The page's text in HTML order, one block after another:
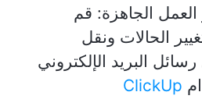
الجاهزة: قم
الحالات ونقل
البريد الإلكتروني
ClickUp